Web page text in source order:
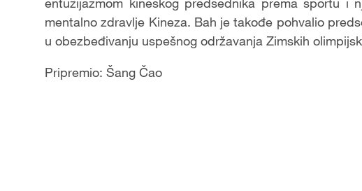
mentalno zdravlje Kineza. Bah je takođe pohvalio
u obezbeđivanju uspešnog održavanja Zimskih
Pripremio: Šang Čao